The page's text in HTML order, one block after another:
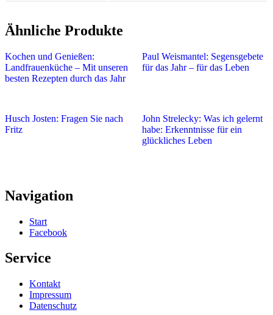
Ähnliche Produkte
Kochen und Genießen:
Landfrauenküche – Mit unseren
besten Rezepten durch das Jahr
Paul Weismantel: Segensgebete
für das Jahr – für das Leben
Husch Josten: Fragen Sie nach
Fritz
John Strelecky: Was ich gelernt
habe: Erkenntnisse für ein
glückliches Leben
Navigation
Start
Facebook
Service
Kontakt
Impressum
Datenschutz